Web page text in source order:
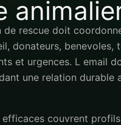
de rescue doit
donateurs, benevoles,
et urgences. L email
une relation durable
efficaces couvrent